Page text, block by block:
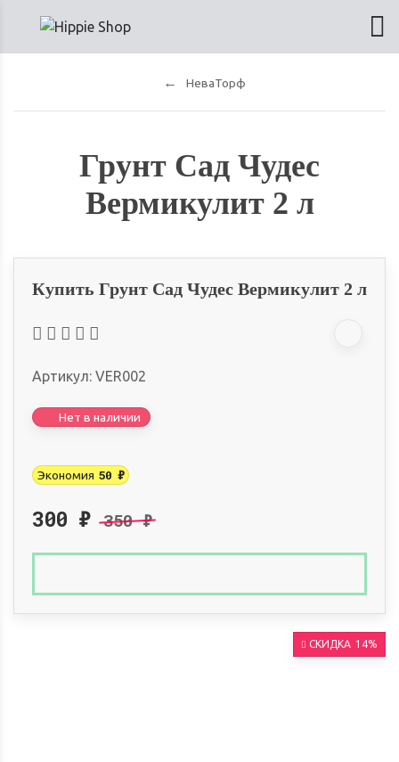
НеваТорф
Грунт Сад Чудес
Вермикулит 2 л
Купить Грунт Сад Чудес Вермикулит 2 л
Артикул: VER002
Нет в наличии
Экономия 50 ₽
300 ₽ 350₽
СКИДКА 14%